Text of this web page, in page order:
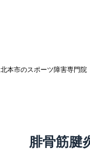
北本市のスポーツ障害専門院
腓骨筋腱